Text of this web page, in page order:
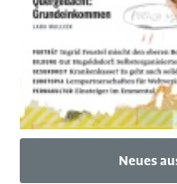
Neues